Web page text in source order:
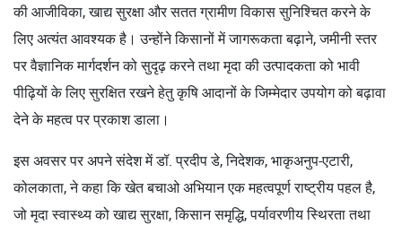
की आजीविका, खाद्य सुरक्षा और सतत ग्रामीण विकास सुनिश्चित करने के
लिए अत्यंत आवश्यक है। उन्होंने किसानों में जागरूकता बढ़ाने, जमीनी स्तर
पर वैज्ञानिक मार्गदर्शन को सुदृढ़ करने तथा मृदा की उत्पादकता को भावी
पीढ़ियों के लिए सुरक्षित रखने हेतु कृषि आदानों के जिम्मेदार उपयोग को बढ़ावा
देने के महत्व पर प्रकाश डाला।
इस अवसर पर अपने संदेश में डॉ. प्रदीप डे, निदेशक, भाकृअनुप-एटारी,
कोलकाता, ने कहा कि खेत बचाओ अभियान एक महत्वपूर्ण राष्ट्रीय पहल है,
जो मृदा स्वास्थ्य को खाद्य सुरक्षा, किसान समृद्धि, पर्यावरणीय स्थिरता तथा